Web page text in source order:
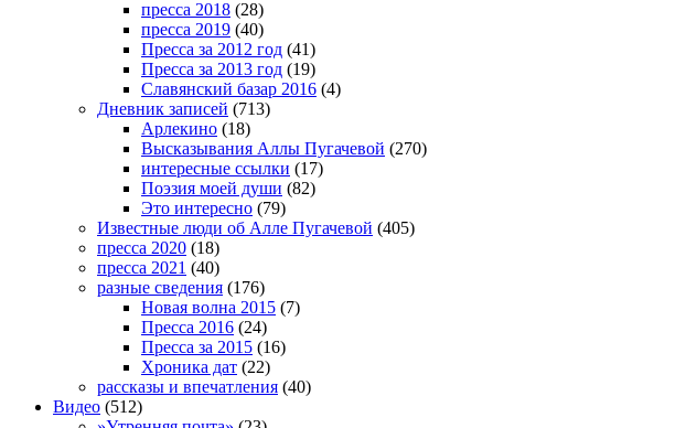
пресса 2018 (28)
пресса 2019 (40)
Пресса за 2012 год (41)
Пресса за 2013 год (19)
Славянский базар 2016 (4)
Дневник записей (713)
Арлекино (18)
Высказывания Аллы Пугачевой (270)
интересные ссылки (17)
Поэзия моей души (82)
Это интересно (79)
Известные люди об Алле Пугачевой (405)
пресса 2020 (18)
пресса 2021 (40)
разные сведения (176)
Новая волна 2015 (7)
Пресса 2016 (24)
Пресса за 2015 (16)
Хроника дат (22)
рассказы и впечатления (40)
Видео (512)